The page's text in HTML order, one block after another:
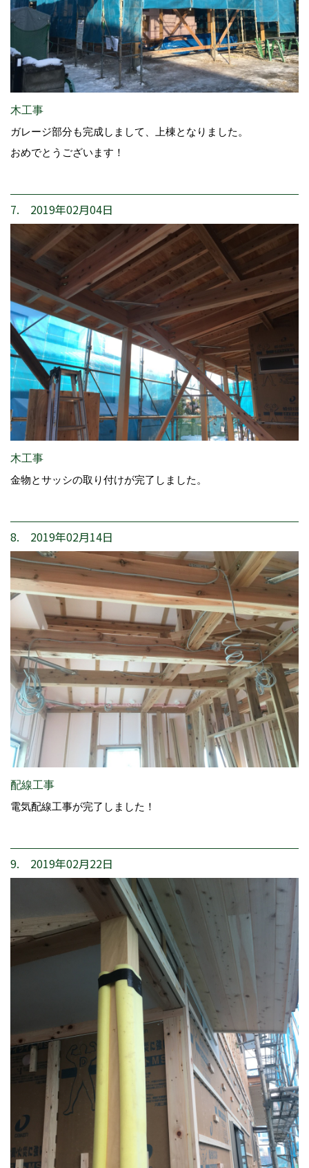
木工事
ガレージ部分も完成しまして、上棟となりました。
おめでとうございます！
7. 2019年02月04日
木工事
金物とサッシの取り付けが完了しました。
8. 2019年02月14日
配線工事
電気配線工事が完了しました！
9. 2019年02月22日